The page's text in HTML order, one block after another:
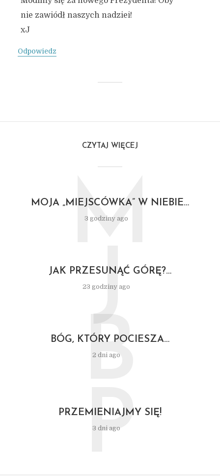
nie zawiódł naszych nadziei!
xJ
Odpowiedz
CZYTAJ WIĘCEJ
MOJA „MIEJSCÓWKA” W NIEBIE…
3 godziny ago
M
JAK PRZESUNĄĆ GÓRĘ?…
23 godziny ago
J
BÓG, KTÓRY POCIESZA…
2 dni ago
B
PRZEMIENIAJMY SIĘ!
3 dni ago
P